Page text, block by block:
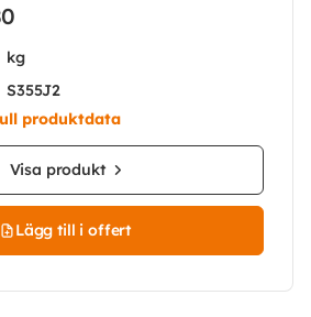
kg
S355J2
produktdata
Visa produkt
Lägg till i offert